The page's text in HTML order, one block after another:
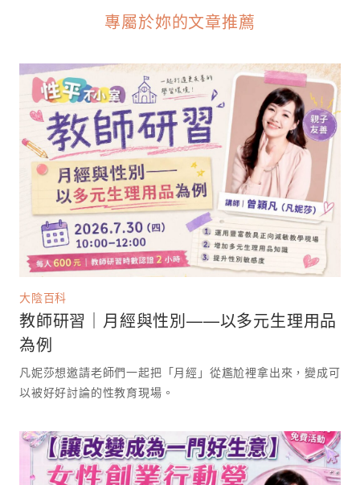
專屬於妳的文章推薦
大陰百科
教師研習｜月經與性別——以多元生理用品
為例
凡妮莎想邀請老師們一起把「月經」從尷尬裡拿出來，變成可